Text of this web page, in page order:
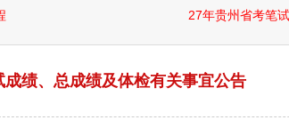
绩、总成绩及体检有关事宜公告